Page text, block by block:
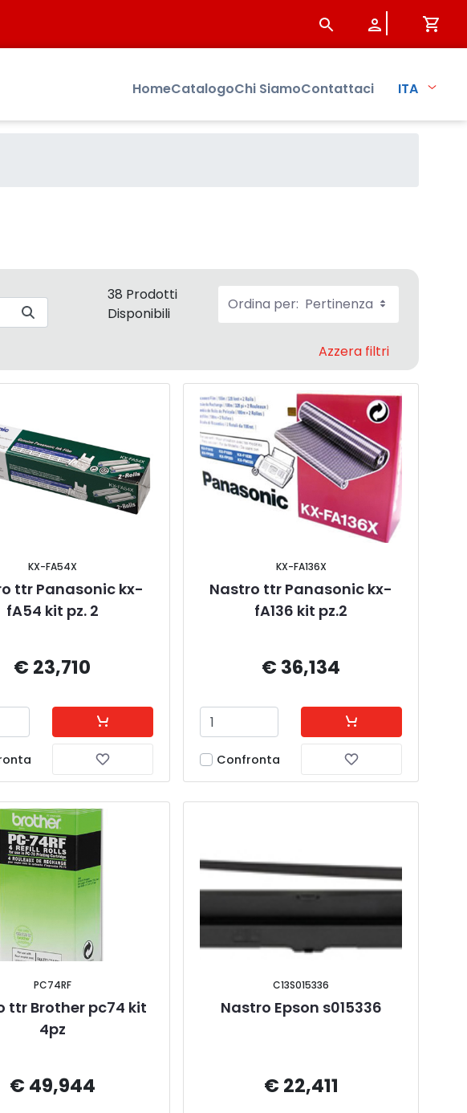
HomeCatalogoChi SiamoContattaci ITA
38 Prodotti
Disponibili
Ordina per: Pertinenza
Azzera filtri
KX-FA54X
ttr Panasonic kx-
fA54 kit pz. 2
€ 23,710
KX-FA136X
Nastro ttr Panasonic kx-
fA136 kit pz.2
€ 36,134
Confronta
PC74RF
ttr Brother pc74 kit
4pz
€ 49,944
C13S015336
Nastro Epson s015336
€ 22,411